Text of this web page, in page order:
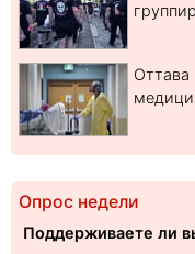
Оттава
Опрос недели
Поддерживаете ли